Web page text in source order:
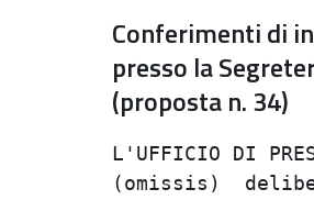
Conferimenti di
presso la
(proposta n. 34)